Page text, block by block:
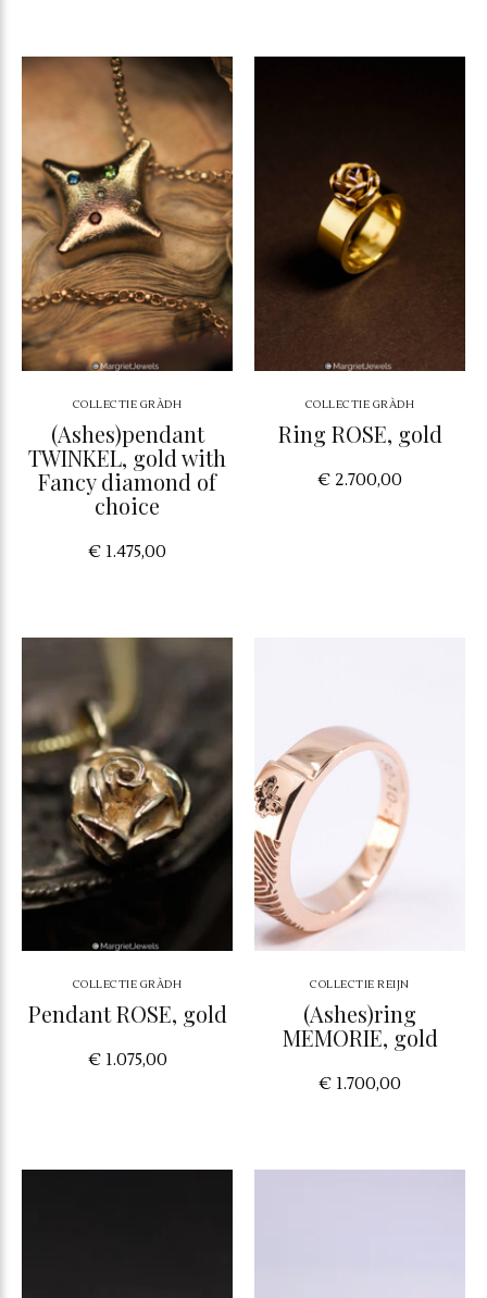
COLLECTIE GRÀDH
(Ashes)pendant
TWINKEL, gold with
Fancy diamond of
choice
€ 1.475,00
COLLECTIE GRÀDH
Ring ROSE, gold
€ 2.700,00
COLLECTIE GRÀDH
Pendant ROSE, gold
€ 1.075,00
COLLECTIE REIJN
(Ashes)ring
MEMORIE, gold
€ 1.700,00